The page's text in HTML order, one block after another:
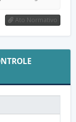
Ato Normativo